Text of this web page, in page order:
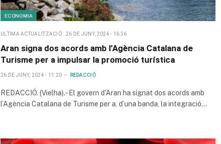
ECONOMIA
ULTIMA ACTUALITZACIÓ 26 DE JUNY, 2024 - 16:36
Aran signa dos acords amb l’Agència Catalana de
Turisme per a impulsar la promoció turística
26 DE JUNY, 2024 - 11:20 REDACCIÓ
REDACCIÓ. (Vielha).- El govern d’Aran ha signat dos acords amb
l’Agència Catalana de Turisme per a, d’una banda, la integració…